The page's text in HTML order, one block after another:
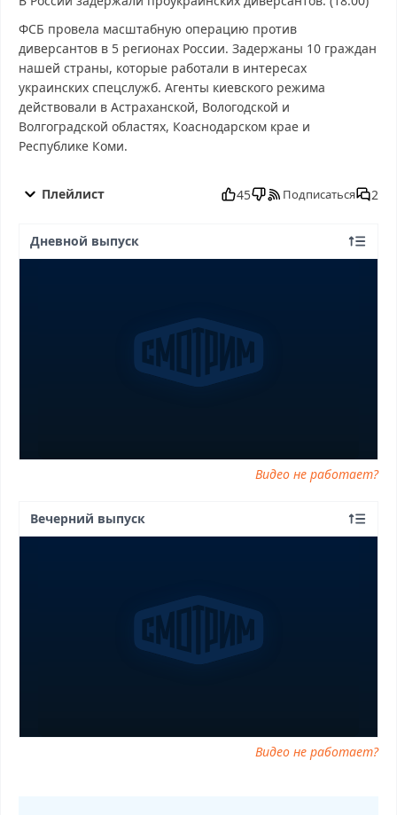
ФСБ провела масштабную операцию против
диверсантов в 5 регионах России. Задержаны 10 граждан
нашей страны, которые работали в интересах
украинских спецслужб. Агенты киевского режима
действовали в Астраханской, Вологодской и
Волгоградской областях, Коаснодарском крае и
Республике Коми.
минyт от 15.12.2025 смотреть онлайн, 60 минyт от 15.12.2025
15.12.2025 выпуск онлайн, 60 минyт от 15.12.2025 эфир, 60
минyт от 15.12.2025 онлайн, самое интересное в 60 минyт от
15.12.2025, 60 минyт от 15.12.2025 смотреть сегодня, смотреть
онлайн 60 минyт от 15.12.2025, ток шоу 60 минyт от 15.12.2025,
смотреть программу 60 минyт от 15.12.2025
Плейлист 45 Подписаться 2
Дневной выпуск
Видео не работает?
Вечерний выпуск
Видео не работает?